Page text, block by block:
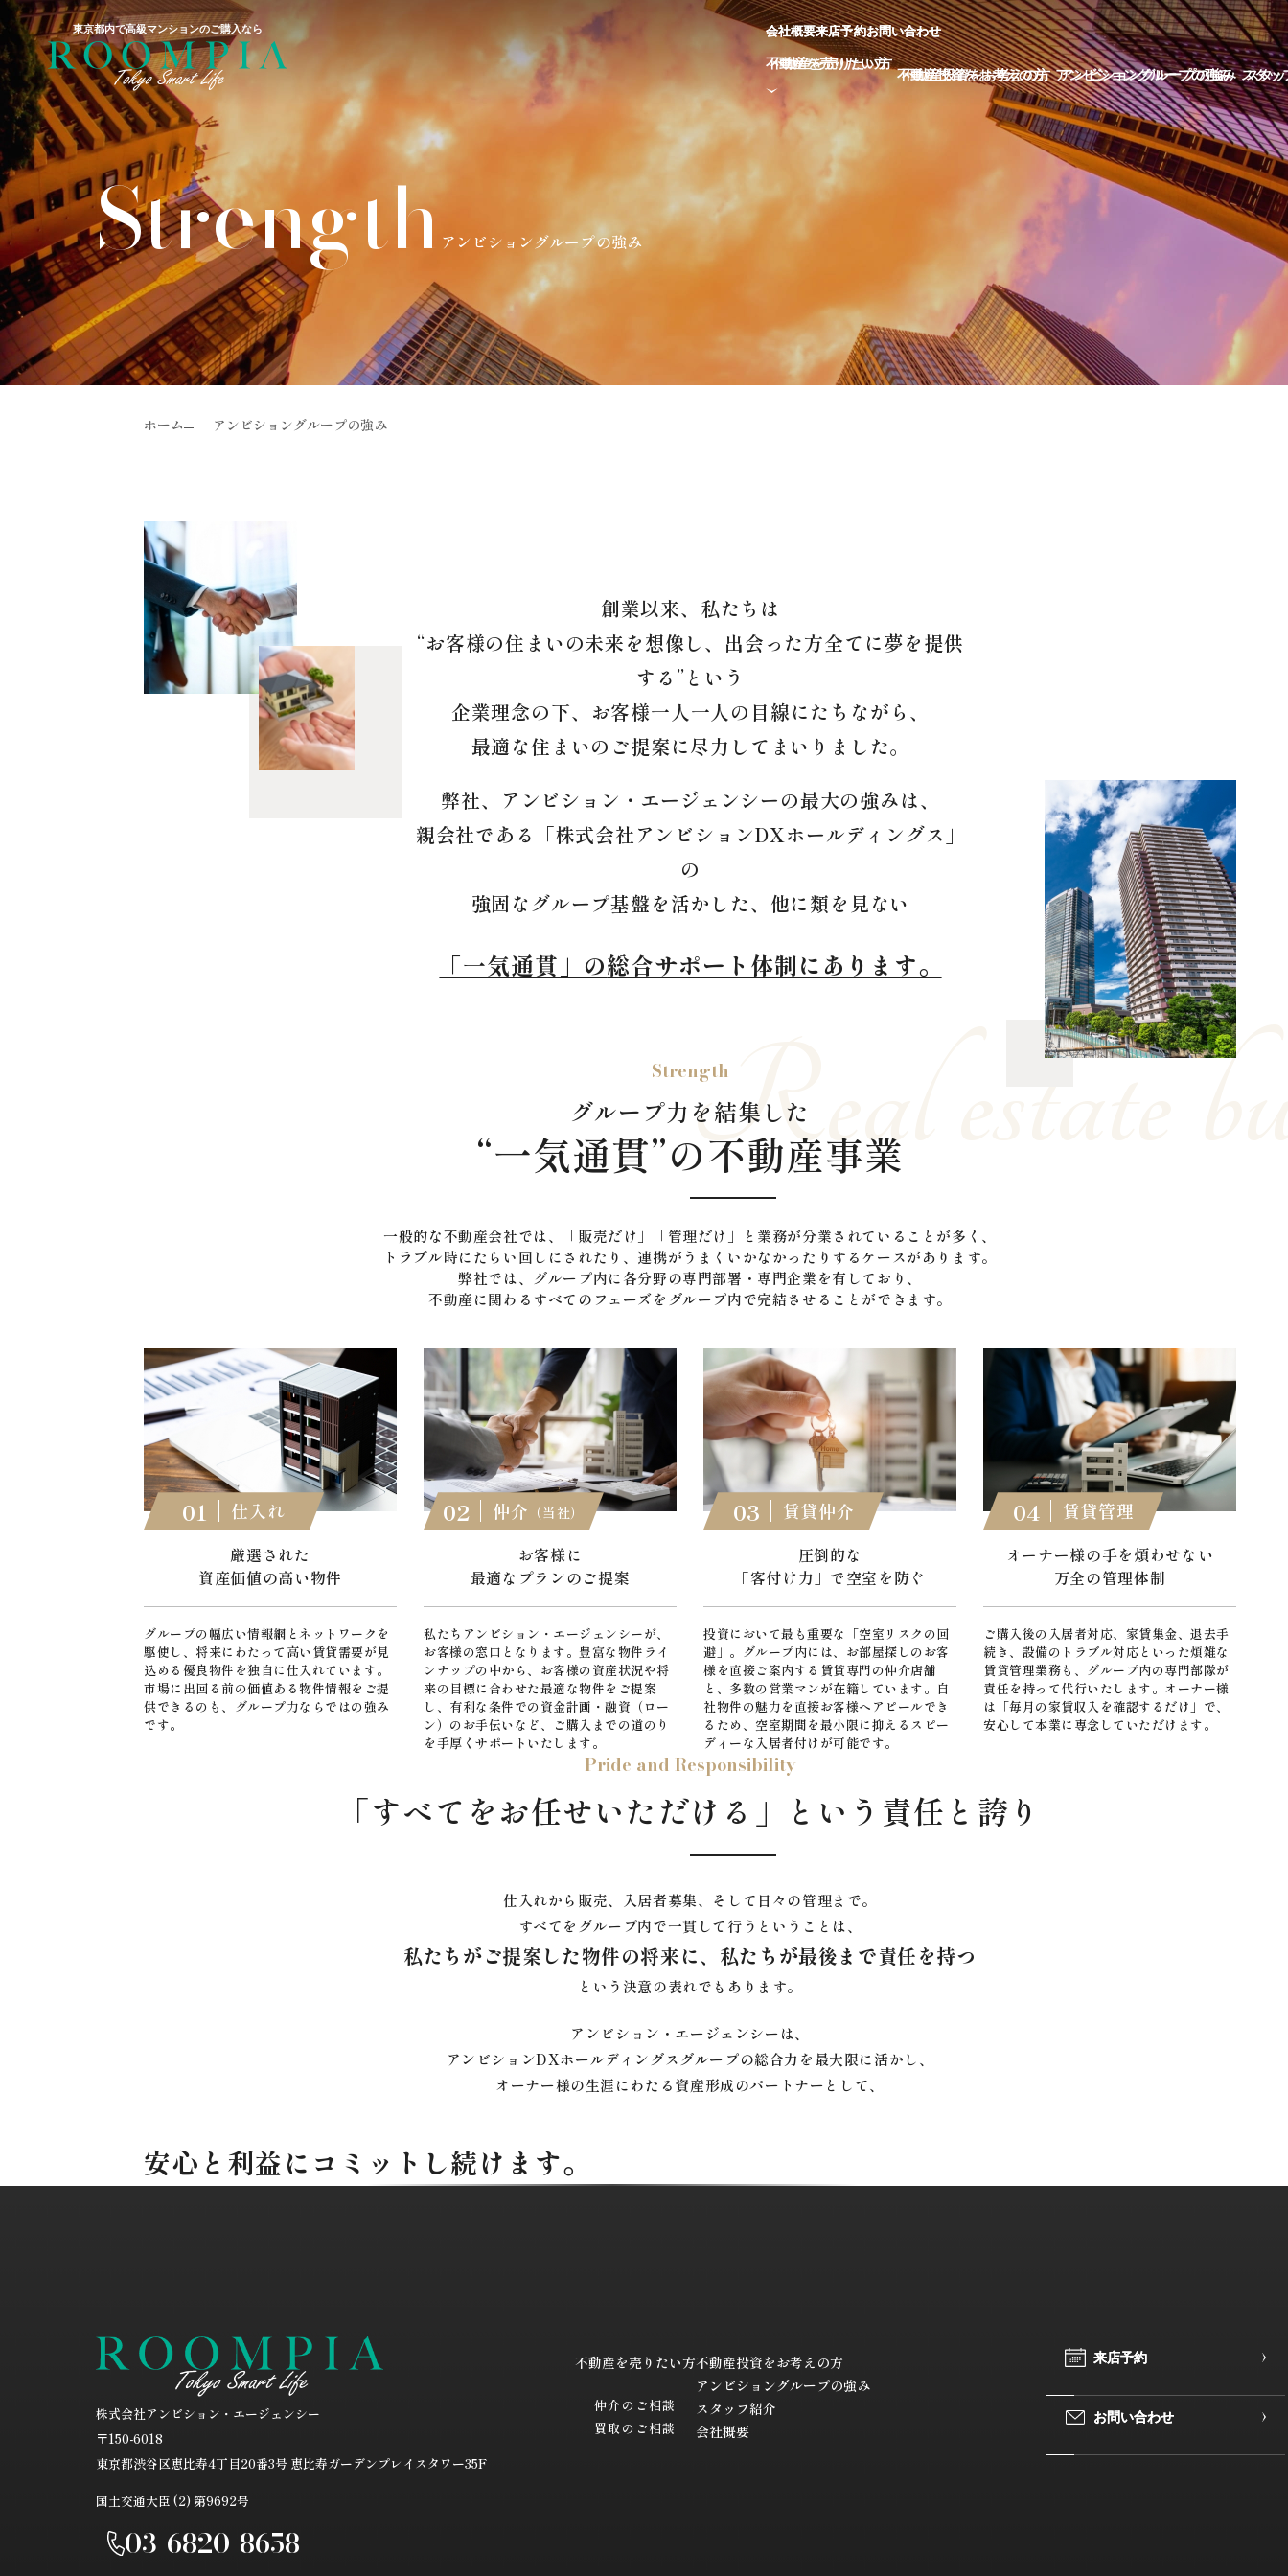
東京都内で高級マンションのご購入なら 会社概要
会社概要来店予約
来店予約お問い合わせ
お問い合わせ
不動産を売りたい方
不動産を売りたい方
不動産投資をお考えの方
不動産投資をお考えの方 アンビショングループの強み
アンビショングループの強み スタッ
スタッ
Strengthアンビショングループの強み
ホーム アンビショングループの強み
創業以来、私たちは
“お客様の住まいの未来を想像し、 出会った方全てに夢を提供
する”という
企業理念の下、 お客様一人一人の目線にたちながら、
最適な住まいのご提案に尽力してまいりました。
弊社、アンビション・エージェンシーの最大の強みは、
親会社である 「株式会社アンビションDXホールディングス」
の
強固なグループ基盤を活かした、他に類を見ない
「一気通貫」の総合サポート体制にあります。
Real estate
Strength
グループ力を結集した
“一気通貫”の不動産事業
一般的な不動産会社では、「販売だけ」「管理だけ」と業務が分業されていることが多く、
トラブル時にたらい回しにされたり、連携がうまくいかなかったりするケースがあります。
弊社では、グループ内に各分野の専門部署・専門企業を有しており、
不動産に関わるすべてのフェーズをグループ内で完結させることができます。
01 仕入れ
厳選された
資産価値の高い物件
グループの幅広い情報網とネットワークを
駆使し、将来にわたって高い賃貸需要が見
込める優良物件を独自に仕入れています。
市場に出回る前の価値ある物件情報をご提
供できるのも、グループ力ならではの強み
です。
02 仲介 （当社）
お客様に
最適なプランのご提案
私たちアンビション・エージェンシーが、
お客様の窓口となります。豊富な物件ライ
ンナップの中から、お客様の資産状況や将
来の目標に合わせた最適な物件をご提案
し、有利な条件での資金計画・融資（ロー
ン）のお手伝いなど、ご購入までの道のり
を手厚くサポートいたします。
03 賃貸仲介
圧倒的な
「客付け力」で空室を防ぐ
投資において最も重要な「空室リスクの回
避」。グループ内には、お部屋探しのお客
様を直接ご案内する賃貸専門の仲介店舗
と、多数の営業マンが在籍しています。自
社物件の魅力を直接お客様へアピールでき
るため、空室期間を最小限に抑えるスピー
ディーな入居者付けが可能です。
04 賃貸管理
オーナー様の手を煩わせない
万全の管理体制
ご購入後の入居者対応、家賃集金、退去手
続き、設備のトラブル対応といった煩雑な
賃貸管理業務も、グループ内の専門部隊が
責任を持って代行いたします。オーナー様
は「毎月の家賃収入を確認するだけ」で、
安心して本業に専念していただけます。
Pride and Responsibility
「すべてをお任せいただける」 という責任と誇り
仕入れから販売、入居者募集、そして日々の管理まで。
すべてをグループ内で一貫して行うということは、
私たちがご提案した物件の将来に、 私たちが最後まで責任を持つ
という決意の表れでもあります。
アンビション・エージェンシーは、
アンビションDXホールディングスグループの総合力を最大限に活かし、
オーナー様の生涯にわたる資産形成のパートナーとして、
安心と利益にコミットし続けます。
株式会社アンビション・エージェンシー
〒150-6018
東京都渋谷区恵比寿4丁目20番3号 恵比寿ガーデンプレイスタワー35F
国土交通大臣 (2) 第9692号
03-6820-8658
不動産を売りたい方
仲介のご相談
買取のご相談
不動産投資をお考えの方
アンビショングループの強み
スタッフ紹介
会社概要
来店予約
来店予約
お問い合わせ
お問い合わせ